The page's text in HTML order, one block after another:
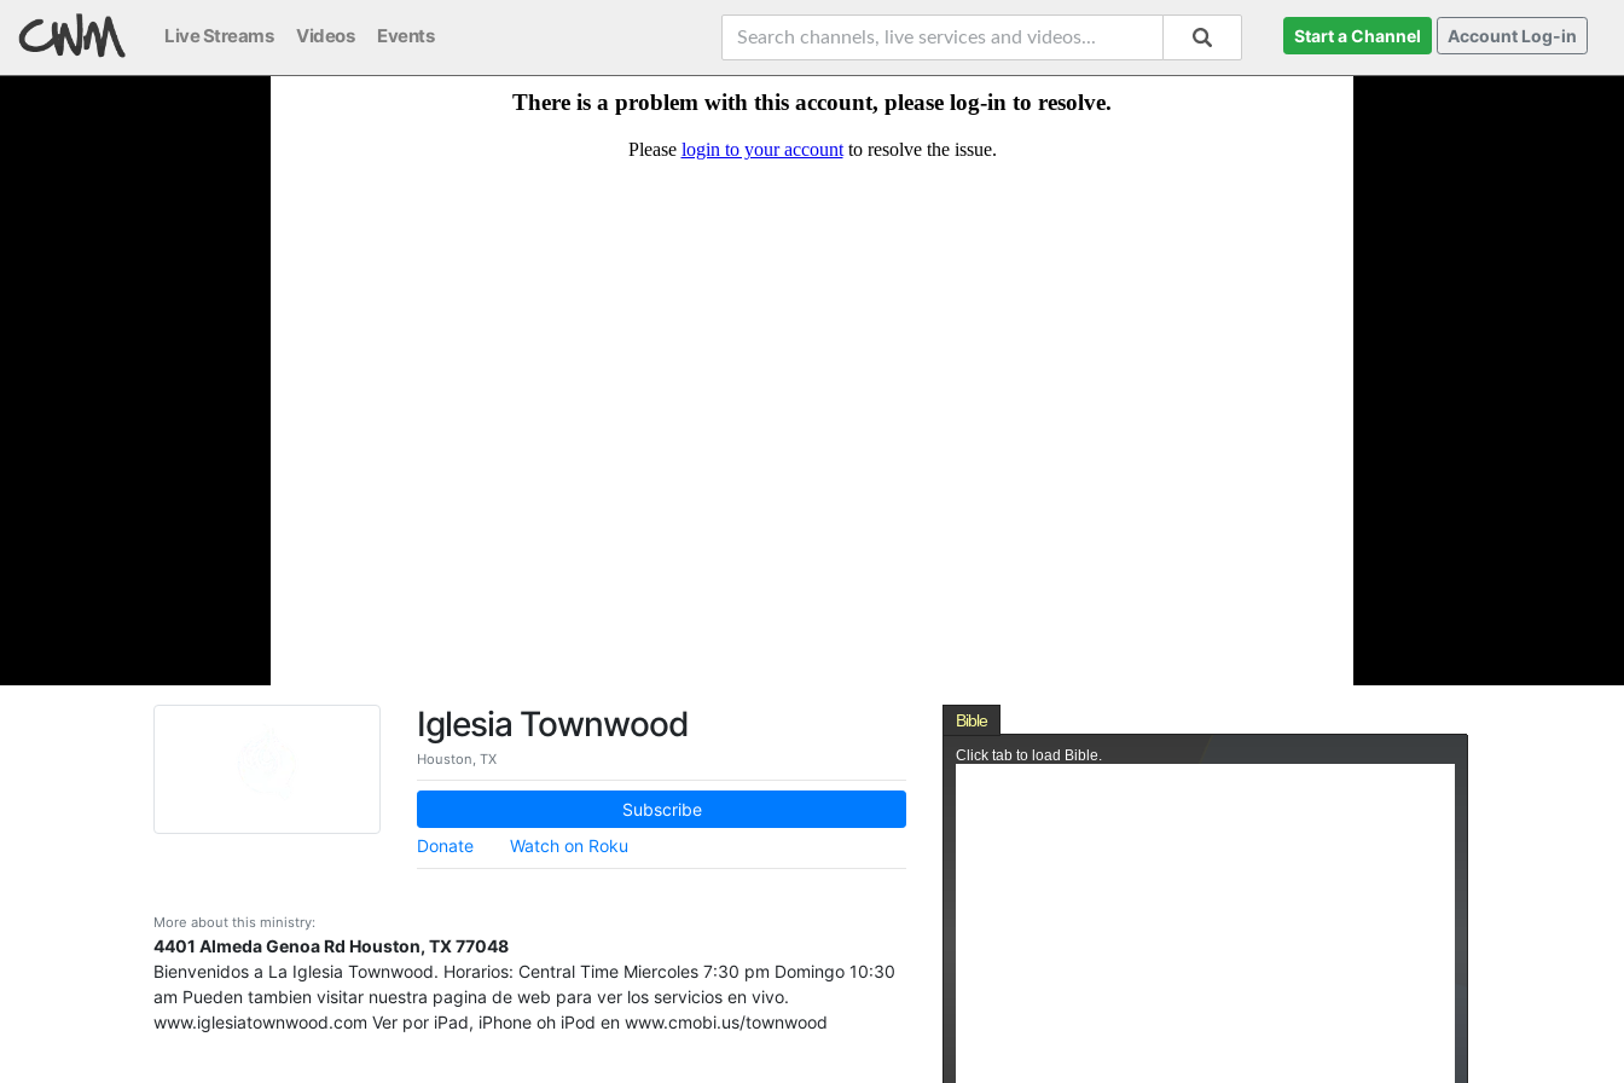
Live Streams Videos Events Start a Channel Account Log-in
Iglesia Townwood
Houston, TX
Subscribe
Donate
Watch on Roku
More about this ministry:
4401 Almeda Genoa Rd Houston, TX 77048
Bienvenidos a La Iglesia Townwood. Horarios: Central Time Miercoles 7:30 pm Domingo 10:30
am Pueden tambien visitar nuestra pagina de web para ver los servicios en vivo.
www.iglesiatownwood.com Ver por iPad, iPhone oh iPod en www.cmobi.us/townwood